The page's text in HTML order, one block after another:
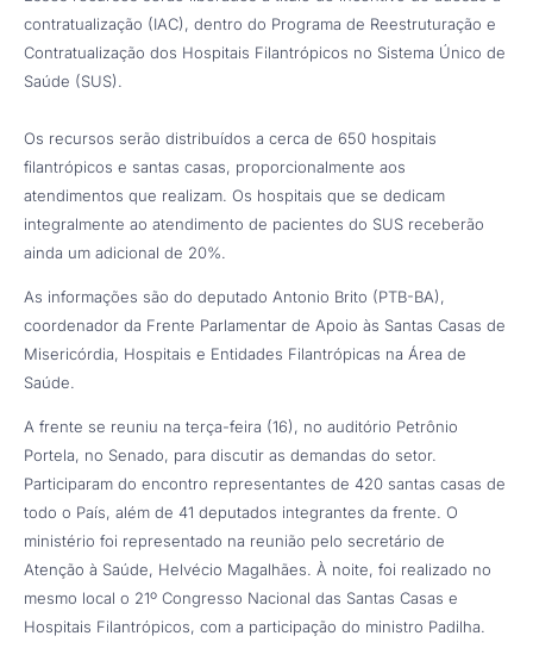
contratualização (IAC), dentro do Programa de Reestruturação e
Contratualização dos Hospitais Filantrópicos no Sistema Único de
Saúde (SUS).
Os recursos serão distribuídos a cerca de 650 hospitais
filantrópicos e santas casas, proporcionalmente aos
atendimentos que realizam. Os hospitais que se dedicam
integralmente ao atendimento de pacientes do SUS receberão
ainda um adicional de 20%.
As informações são do deputado Antonio Brito (PTB-BA),
coordenador da Frente Parlamentar de Apoio às Santas Casas de
Misericórdia, Hospitais e Entidades Filantrópicas na Área de
Saúde.
A frente se reuniu na terça-feira (16), no auditório Petrônio
Portela, no Senado, para discutir as demandas do setor.
Participaram do encontro representantes de 420 santas casas de
todo o País, além de 41 deputados integrantes da frente. O
ministério foi representado na reunião pelo secretário de
Atenção à Saúde, Helvécio Magalhães. À noite, foi realizado no
mesmo local o 21º Congresso Nacional das Santas Casas e
Hospitais Filantrópicos, com a participação do ministro Padilha.